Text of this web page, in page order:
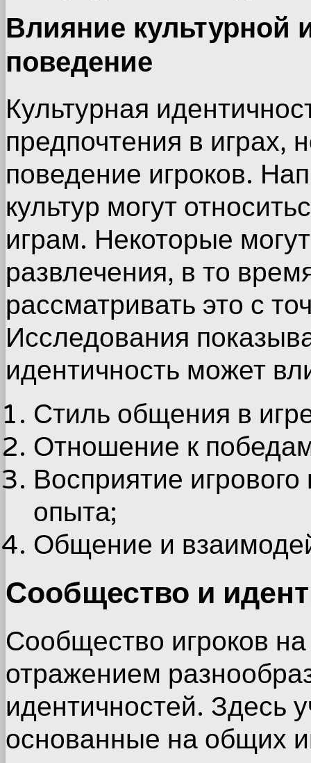
Влияние культурной
поведение
Культурная
предпочтения в играх,
поведение игроков.
культур могут
играм. Некоторые
развлечения, в то
рассматривать это с
Исследования
идентичность может
Стиль общения в
Отношение к
Восприятие игрового
опыта;
Общение и
Сообщество и
Сообщество игроков
отражением
идентичностей. Здесь
основанные на общих